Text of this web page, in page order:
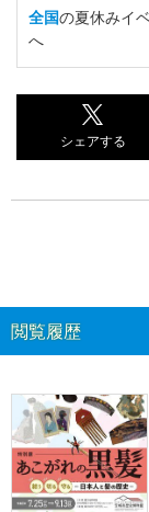
全国の夏休みイ
へ
シェアする
閲覧履歴